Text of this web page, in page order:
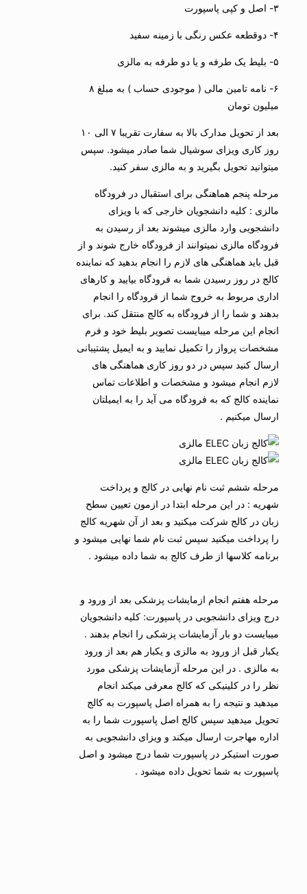
۳- اصل و کپی پاسپورت
۴- دوقطعه عکس رنگی با زمینه سفید
۵- بلیط یک طرفه و یا دو طرفه به مالزی
۶- نامه تامین مالی ( موجودی حساب ) به مبلغ ۸
میلیون تومان
بعد از تحویل مدارک بالا به سفارت تقریبا ۷ الی ۱۰
روز کاری ویزای سوشیال شما صادر میشود. سپس
میتوانید تحویل بگیرید و به مالزی سفر کنید.
مرحله پنجم هماهنگی برای استقبال در فرودگاه
مالزی : کلیه دانشجویان خارجی که با ویزای
دانشجویی وارد مالزی میشوند بعد از رسیدن به
فرودگاه مالزی نمیتوانند از فرودگاه خارج شوند و از
قبل باید هماهنگی های لازم را انجام بدهید که نماینده
کالج در روز رسیدن شما به فرودگاه بیایید و کارهای
اداری مربوط به خروج شما از فرودگاه را انجام
بدهند و شما را از فرودگاه به کالج منتقل کند. برای
انجام این مرحله میبایست تصویر بلیط خود و فرم
مشخصات پرواز را تکمیل نمایید و به ایمیل پشتیبانی
ارسال کنید سپس در دو روز کاری هماهنگی های
لازم انجام میشود و مشخصات و اطلاعات تماس
نماینده کالج که به فرودگاه می آید را به ایمیلتان
ارسال میکنیم .
مرحله ششم ثبت نام نهایی در کالج و پرداخت
شهریه : در این مرحله ابتدا در ازمون تعیین سطح
زبان در کالج شرکت میکنید و بعد از آن شهریه کالج
را پرداخت میکنید سپس ثبت نام شما نهایی میشود و
برنامه کلاسها از طرف کالج به شما داده میشود .
مرحله هفتم انجام ازمایشات پزشکی بعد از ورود و
درج ویزای دانشجویی در پاسپورت: کلیه دانشجویان
میبایست دو بار آزمایشات پزشکی را انجام بدهند .
یکبار قبل از ورود به مالزی و یکبار هم بعد از ورود
به مالزی . در این مرحله آزمایشات پزشکی مورد
نظر را در کلینیکی که کالج معرفی میکند انجام
میدهید و نتیجه را به همراه اصل پاسپورت به کالج
تحویل میدهید سپس کالج اصل پاسپورت شما را به
اداره مهاجرت ارسال میکند و ویزای دانشجویی به
صورت استیکر در پاسپورت شما درج میشود و اصل
پاسپورت به شما تحویل داده میشود .